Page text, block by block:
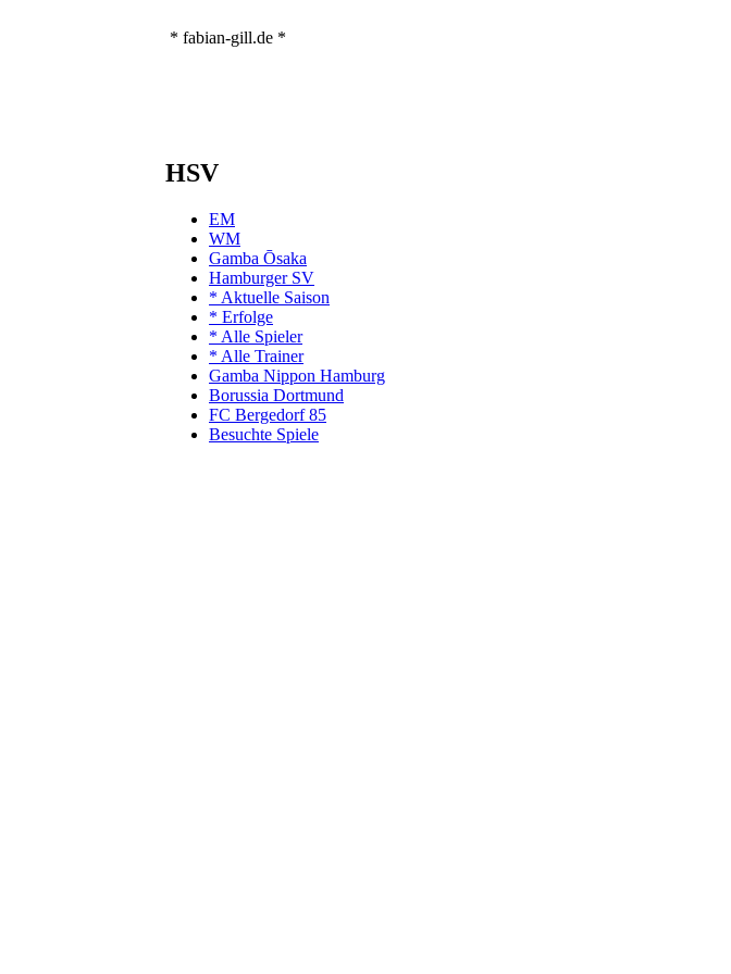
* fabian-gill.de *
HSV
EM
WM
Gamba Ōsaka
Hamburger SV
* Aktuelle Saison
* Erfolge
* Alle Spieler
* Alle Trainer
Gamba Nippon Hamburg
Borussia Dortmund
FC Bergedorf 85
Besuchte Spiele